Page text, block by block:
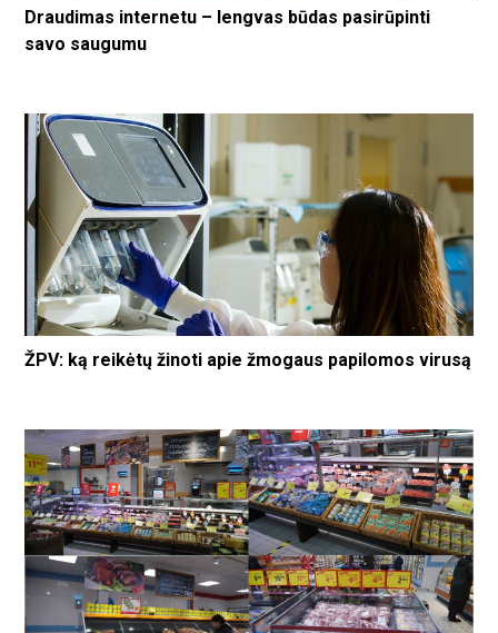
Draudimas internetu – lengvas būdas pasirūpinti
savo saugumu
ŽPV: ką reikėtų žinoti apie žmogaus papilomos virusą